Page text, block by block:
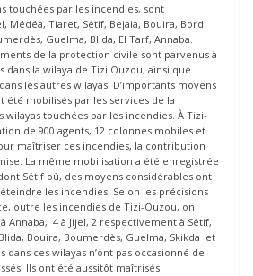
touchées par les incendies, sont
Médéa, Tiaret, Sétif, Bejaia, Bouira, Bordj
Guelma, Blida, El Tarf, Annaba.
de la protection civile sont parvenus à
dans la wilaya de Tizi Ouzou, ainsi que
les autres wilayas. D’importants moyens
été mobilisés par les services de la
touchées par les incendies. À Tizi-
de 900 agents, 12 colonnes mobiles et
maîtriser ces incendies, la contribution
La même mobilisation a été enregistrée
Sétif où, des moyens considérables ont
les incendies. Selon les précisions
outre les incendies de Tizi-Ouzou, on
Annaba, 4 à Jijel, 2 respectivement à Sétif,
Bouira, Boumerdès, Guelma, Skikda et
dans ces wilayas n’ont pas occasionné de
Ils ont été aussitôt maîtrisés.